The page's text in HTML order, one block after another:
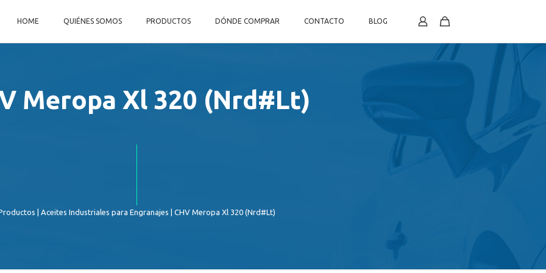
HOME QUIÉNES SOMOS PRODUCTOS DÓNDE COMPRAR CONTACTO BLOG
Meropa Xl 320 (Nrd#Lt)
Aceites Industriales para Engranajes | CHV Meropa Xl 320 (Nrd#Lt)